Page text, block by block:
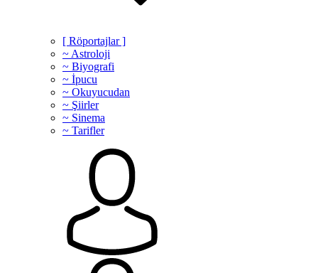
[ Röportajlar ]
~ Astroloji
~ Biyografi
~ İpucu
~ Okuyucudan
~ Şiirler
~ Sinema
~ Tarifler